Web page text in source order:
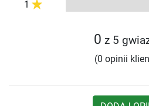
1
0 z 5
(0 opinii